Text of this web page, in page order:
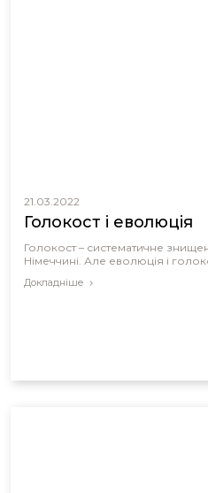
21.03.2022
Голокост і еволюція
Голокост – систематичне
Німеччині. Але еволюція і
Докладніше